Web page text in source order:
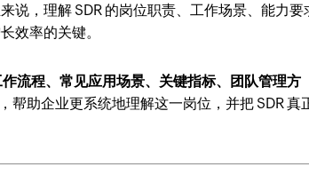
说，理解 SDR 的岗位职责、工作场景、能力要
效率的关键。
流程、常见应用场景、关键指标、团队管理方
帮助企业更系统地理解这一岗位，并把 SDR 真